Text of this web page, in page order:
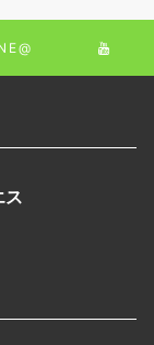
ス